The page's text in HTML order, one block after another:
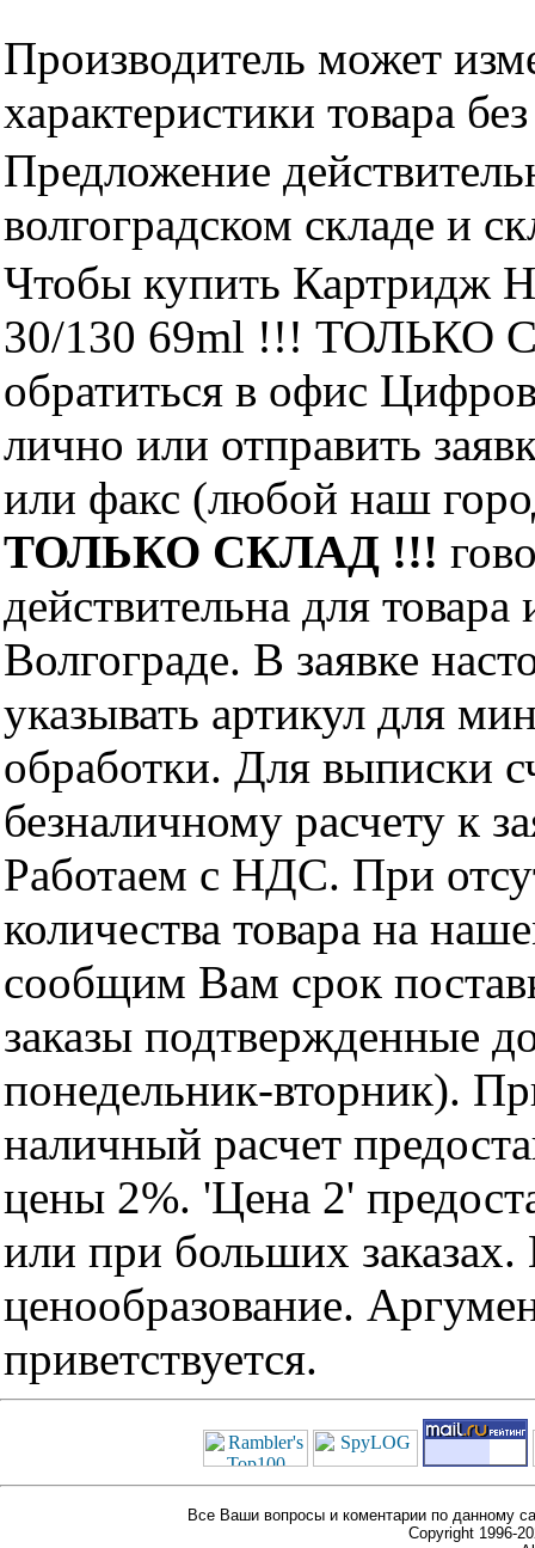
Производитель может
характеристики товара
Предложение
волгоградском складе и
Чтобы купить Картридж
30/130 69ml !!! ТОЛЬКО
обратиться в офис
лично или отправить
или факс (любой наш
ТОЛЬКО СКЛАД !!!
действительна для
Волгограде. В заявке
указывать артикул для
обработки. Для выписки
безналичному расчету к
Работаем с НДС. При
количества товара на
сообщим Вам срок
заказы подтвержденные
понедельник-вторник).
наличный расчет
цены 2%. 'Цена 2'
или при больших
ценообразование.
приветствуется.
Все Ваши вопросы и коментарии по данному
Copyright 1996-